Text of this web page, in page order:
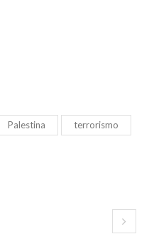
Palestina terrorismo